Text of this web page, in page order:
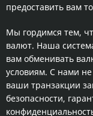
предоставить вам
Мы гордимся тем,
валют. Наша
вам обменивать
условиям. С нами
ваши транзакции
безопасности,